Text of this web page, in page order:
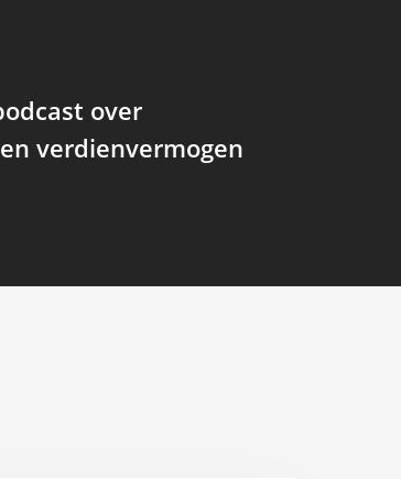
over
verdienvermogen